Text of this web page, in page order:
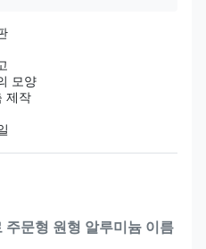
모양
제작
주문형 원형 알루미늄 이름